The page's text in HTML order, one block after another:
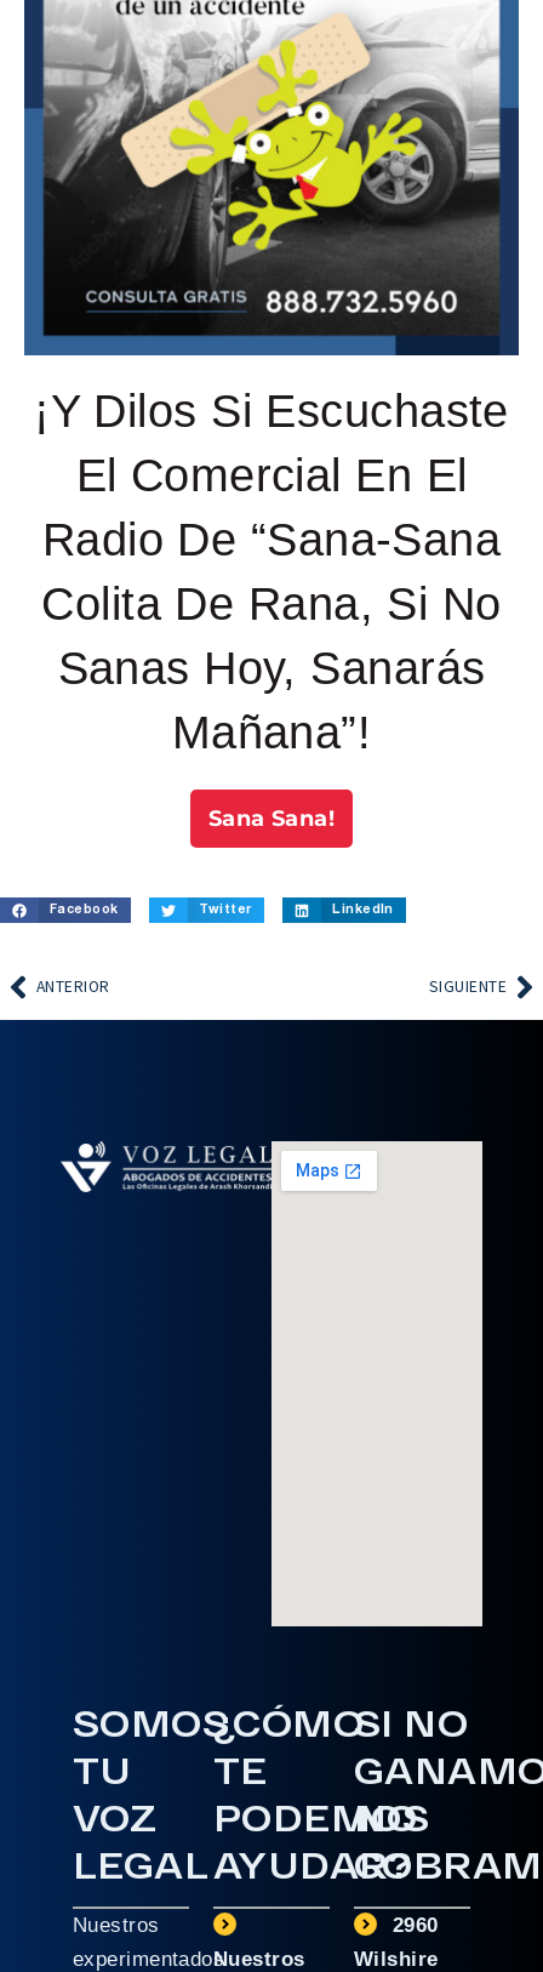
¡Y Dilos Si Escuchaste
El Comercial En El
Radio De “Sana-Sana
Colita De Rana, Si No
Sanas Hoy, Sanarás
Mañana”!
Sana Sana!
Facebook Twitter LinkedIn
ANTERIOR SIGUIENTE
SOMOS
TU
VOZ
LEGAL
Nuestros
experimentados
¿CÓMO
TE
PODEMOS
AYUDAR?
Nuestros
SI NO
NO
2960
Wilshire